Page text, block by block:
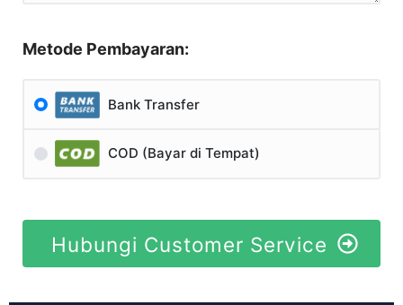
Metode Pembayaran:
Bank Transfer
COD (Bayar di Tempat)
Hubungi Customer Service